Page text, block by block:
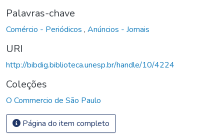
Palavras-chave
Comércio - Periódicos , Anúncios - Jornais
URI
http://bibdig.biblioteca.unesp.br/handle/10/4224
Coleções
O Commercio de São Paulo
Página do item completo